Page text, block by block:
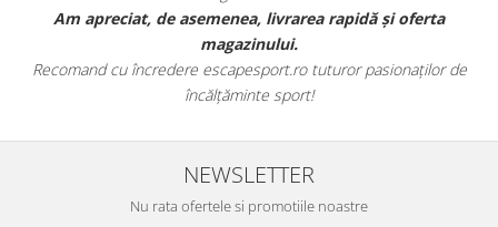
Am apreciat, de asemenea, livrarea rapidă și oferta
magazinului.
Recomand cu încredere escapesport.ro tuturor pasionaților de
încălțăminte sport!
NEWSLETTER
Nu rata ofertele si promotiile noastre